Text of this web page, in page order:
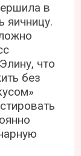
в
яичницу.
что
без